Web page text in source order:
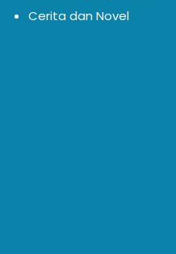
Cerita dan Novel